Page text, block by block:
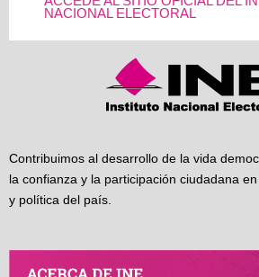
NACIONAL ELECTORAL
Contribuimos al desarrollo de la vida
la confianza y la participación ciudadana
y política del país.